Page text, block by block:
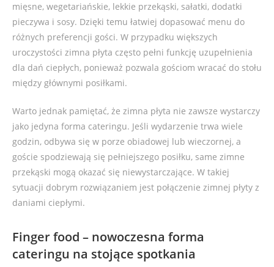
mięsne, wegetariańskie, lekkie przekąski, sałatki, dodatki
pieczywa i sosy. Dzięki temu łatwiej dopasować menu do
różnych preferencji gości. W przypadku większych
uroczystości zimna płyta często pełni funkcję uzupełnienia
dla dań ciepłych, ponieważ pozwala gościom wracać do stołu
między głównymi posiłkami.
Warto jednak pamiętać, że zimna płyta nie zawsze wystarczy
jako jedyna forma cateringu. Jeśli wydarzenie trwa wiele
godzin, odbywa się w porze obiadowej lub wieczornej, a
goście spodziewają się pełniejszego posiłku, same zimne
przekąski mogą okazać się niewystarczające. W takiej
sytuacji dobrym rozwiązaniem jest połączenie zimnej płyty z
daniami ciepłymi.
Finger food – nowoczesna forma
cateringu na stojące spotkania